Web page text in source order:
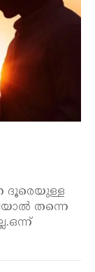
ദൂരെയുള്ള
തന്നെ